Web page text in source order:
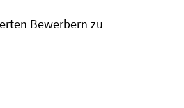
Bewerbern zu